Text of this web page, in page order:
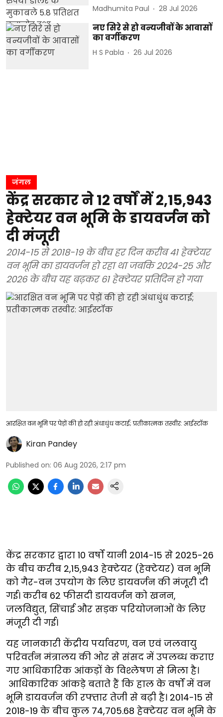
Madhumita Paul 28 Jul 2026
नए सिरे से हो वन्यजीवों के आवासों
का वर्गीकरण
H S Pabla 26 Jul 2026
जंगल
केंद्र सरकार ने 12 वर्षों में 2,15,943
हेक्टेयर वन भूमि के डायवर्जन को
दी मंजूरी
2014-15 से 2018-19 के बीच हर दिन करीब 41 हेक्टेयर
वन भूमि का डायवर्जन हो रहा था जबकि 2024-25 और
2026 के बीच यह बढ़कर 61 हेक्टेयर प्रतिदिन हो गया
आरक्षित वन भूमि पर पेड़ों की हो रही अंधाधुंध कटाई; प्रतीकात्मक तस्वीर: आईस्टॉक
Kiran Pandey
Published on: 06 Aug 2026, 2:17 pm
केंद्र सरकार द्वारा 10 वर्षों यानी 2014-15 से 2025-26
के बीच करीब 2,15,943 हेक्टेयर (हेक्टेयर) वन भूमि
को गैर-वन उपयोग के लिए डायवर्जन की मंजूरी दी
गई। करीब 62 फीसदी डायवर्जन को खनन,
जलविद्युत, सिंचाई और सड़क परियोजनाओं के लिए
मंजूरी दी गई।
यह जानकारी केंद्रीय पर्यावरण, वन एवं जलवायु
परिवर्तन मंत्रालय की ओर से संसद में उपलब्ध कराए
गए आधिकारिक आंकड़ों के विश्लेषण से मिला है।
आधिकारिक आंकड़े बताते हैं कि हाल के वर्षों में वन
भूमि डायवर्जन की रफ्तार तेजी से बढ़ी है। 2014-15 से
2018-19 के बीच कुल 74,705.68 हेक्टेयर वन भूमि के